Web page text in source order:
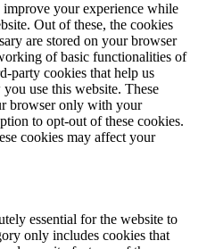
your experience while
Out of these, the cookies
are stored on your browser
of basic functionalities of
party cookies that help us
use this website. These
browser only with your
to opt-out of these cookies.
cookies may affect your
essential for the website to
only includes cookies that